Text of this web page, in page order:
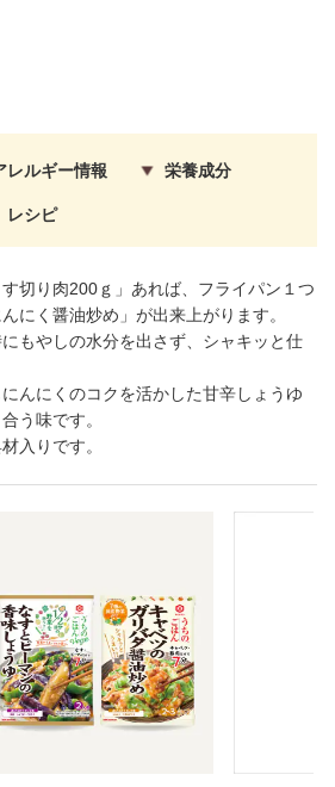
す切り肉200ｇ」あれば、フライパン１つ
にく醤油炒め」が出来上がります。
もやしの水分を出さず、シャキッと仕
んにくのコクを活かした甘辛しょうゆ
う味です。
入りです。
レルギー情報 栄養成分
レシピ